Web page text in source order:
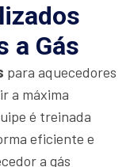
a Gás
para aquecedores
a máxima
é treinada
eficiente e
a gás